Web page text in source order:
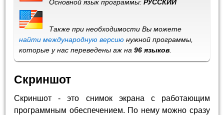
Основной язык программы:РУССКИЙ
Также при необходимости Вы можете
найти международную версию нужной программы,
которые у нас переведены аж на96 языков.
Скриншот
Скриншот - это снимок экрана с работающим
программным обеспечением. По нему можно сразу